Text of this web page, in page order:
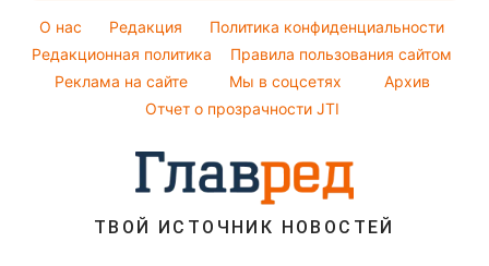
Пылевая буря
Красивый маникюр
Модные ошибки
Новости моды
Советы от Андре Тана
O нас Редакция
Политика конфиденциальности
Редакционная политика
Правила пользования сайтом
Реклама на сайте
Мы в соцсетях
Архив
Отчет о прозрачности JTI
ТВОЙ ИСТОЧНИК НОВОСТЕЙ